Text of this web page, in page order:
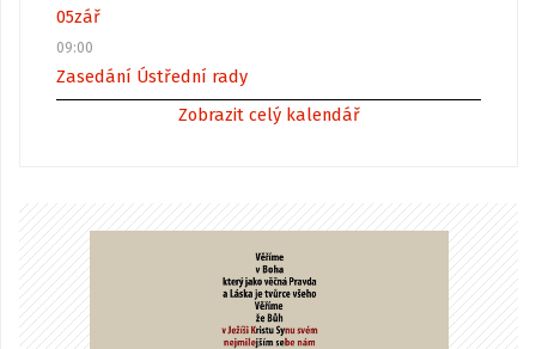
05zář
09:00
Zasedání Ústřední rady
Zobrazit celý kalendář